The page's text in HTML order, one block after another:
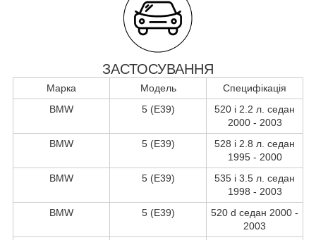
ЗАСТОСУВАННЯ
Марка Модель
Специфікація
BMW
5 (E39)
520 i 2.2 л. седан
2000 - 2003
BMW
5 (E39)
528 i 2.8 л. седан
1995 - 2000
BMW
5 (E39)
535 i 3.5 л. седан
1998 - 2003
BMW
5 (E39)
520 d седан 2000 -
2003